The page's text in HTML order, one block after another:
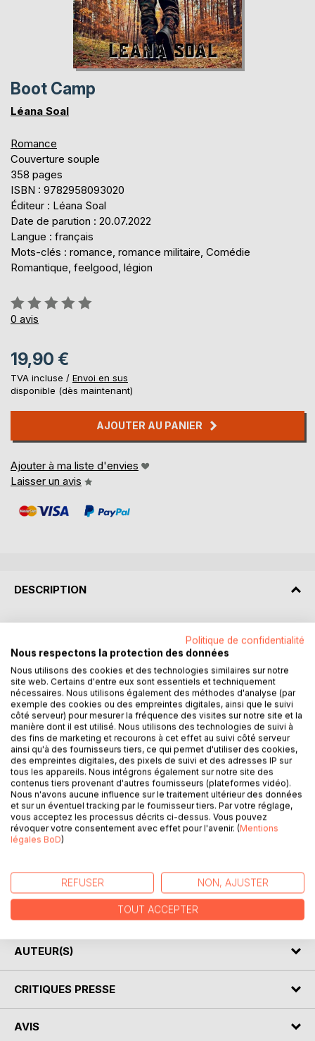
Boot Camp
Léana Soal
Romance
Couverture souple
358 pages
ISBN : 9782958093020
Éditeur : Léana Soal
Date de parution : 20.07.2022
Langue : français
Mots-clés : romance, romance militaire, Comédie
Romantique, feelgood, légion
Évaluation:
0%
0 avis
19,90 €
TVA incluse / Envoi en sus
disponible (dès maintenant)
AJOUTER AU PANIER
Ajouter à ma liste d'envies
Laisser un avis
DESCRIPTION
IL a pour mission de la mettre au pli...
Olivia, jeune journaliste au caractère impétueux et à la
langue bien pendue, se retrouve envoyée avec ses
collègues en séminaire de cohésion. Le but ? Recréer un
esprit d'équipe et leur remettre les idées en place.
Mais lorsqu'ils débarquent au beau milieu de la jungle
guyanaise dans un Boot Camp organisé par des
légionnaires, le petit groupe comprend rapidement qu'il ne
s'agit absolument pas de vacances organisées ou d'un
simple groupe de parole.
D'épreuves physiques en leçons de morale, nos apprentis
aventuriers devront se surpasser afin de prouver leur
volonté de solutionner la mésentente qui gangrène le
(très) mal... Et ce n'est certainement pas cet instructeur
froid, distant et inflexible qui lui fera ployer un genou.
AUTEUR(S)
CRITIQUES PRESSE
AVIS
Politique de confidentialité
Nous respectons la protection des données
Nous utilisons des cookies et des technologies similaires sur notre
site web. Certains d'entre eux sont essentiels et techniquement
nécessaires. Nous utilisons également des méthodes d'analyse (par
exemple des cookies ou des empreintes digitales, ainsi que le suivi
côté serveur) pour mesurer la fréquence des visites sur notre site et la
manière dont il est utilisé. Nous utilisons des technologies de suivi à
des fins de marketing et recourons à cet effet au suivi côté serveur
ainsi qu'à des fournisseurs tiers, ce qui permet d'utiliser des cookies,
des empreintes digitales, des pixels de suivi et des adresses IP sur
tous les appareils. Nous intégrons également sur notre site des
contenus tiers provenant d'autres fournisseurs (plateformes vidéo).
Nous n'avons aucune influence sur le traitement ultérieur des données
et sur un éventuel tracking par le fournisseur tiers. Par votre réglage,
vous acceptez les processus décrits ci-dessus. Vous pouvez
révoquer votre consentement avec effet pour l'avenir. (Mentions
légales BoD)
REFUSER NON, AJUSTER
TOUT ACCEPTER